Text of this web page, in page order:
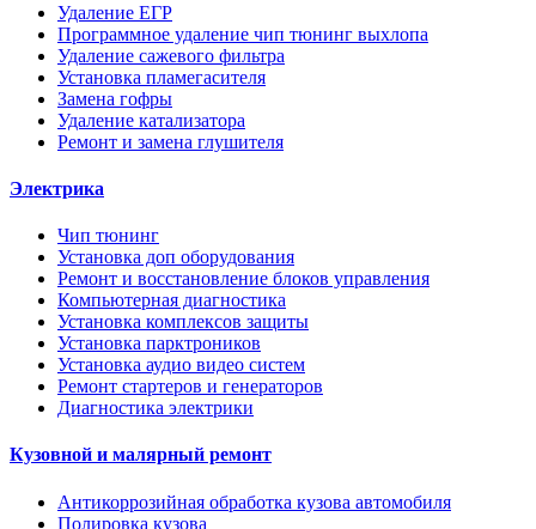
Удаление ЕГР
Программное удаление чип тюнинг выхлопа
Удаление сажевого фильтра
Установка пламегасителя
Замена гофры
Удаление катализатора
Ремонт и замена глушителя
Электрика
Чип тюнинг
Установка доп оборудования
Ремонт и восстановление блоков управления
Компьютерная диагностика
Установка комплексов защиты
Установка парктроников
Установка аудио видео систем
Ремонт стартеров и генераторов
Диагностика электрики
Кузовной и малярный ремонт
Антикоррозийная обработка кузова автомобиля
Полировка кузова